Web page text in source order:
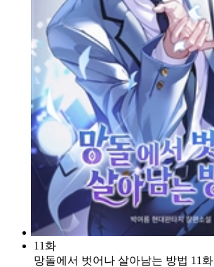
11화
망돌에서 벗어나 살아남는 방법 11화